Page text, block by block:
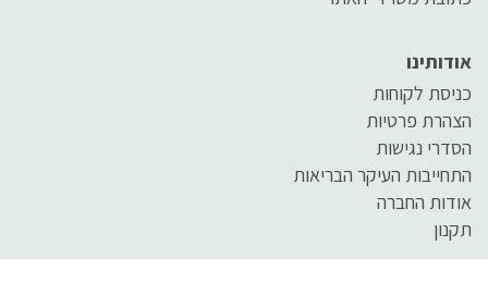
אודותינו
כניסת לקוחות
הצהרת פרטיות
הסדרי נגישות
התחייבות העיקר הבריאות
אודות החברה
תקנון